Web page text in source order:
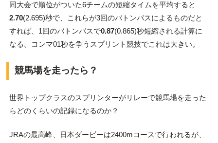
同大会で順位がついた6チームの短縮タイムを平均すると
2.70(2.695)秒で、これらが3回のバトンパスによるものだと
すれば、1回のバトンパスで0.87(0.865)秒短縮される計算に
なる。コンマ01秒を争うスプリント競技でこれは大きい。
競馬場を走ったら？
世界トップクラスのスプリンターがリレーで競馬場を走った
らどのくらいの記録になるのか？
JRAの最高峰、日本ダービーは2400mコースで行われるが、